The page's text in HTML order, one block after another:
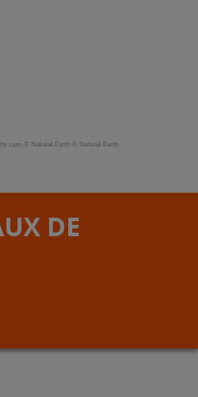
© Natural Earth © Natural Earth
DE